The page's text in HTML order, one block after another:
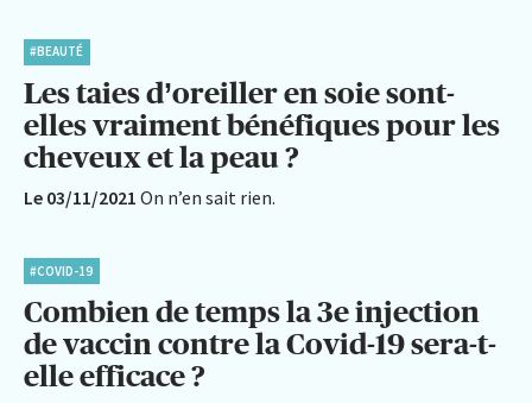
#BEAUTÉ
Les taies d’oreiller en soie sont-
elles vraiment bénéfiques pour les
cheveux et la peau ?
Le 03/11/2021 On n’en sait rien.
#COVID-19
Combien de temps la 3e injection
de vaccin contre la Covid-19 sera-t-
elle efficace ?